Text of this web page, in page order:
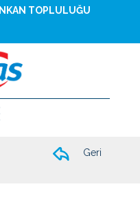
TOPLULUĞU
Geri